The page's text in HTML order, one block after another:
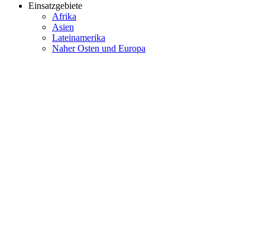
Einsatzgebiete
Afrika
Asien
Lateinamerika
Naher Osten und Europa